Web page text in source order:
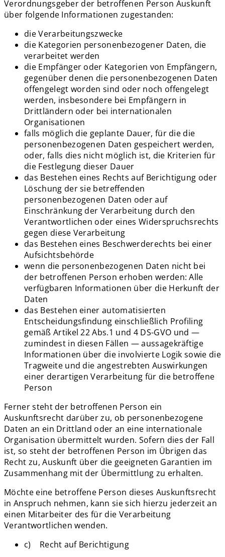
Verordnungsgeber der betroffenen Person Auskunft
über folgende Informationen zugestanden:
die Verarbeitungszwecke
die Kategorien personenbezogener Daten, die
verarbeitet werden
die Empfänger oder Kategorien von Empfängern,
gegenüber denen die personenbezogenen Daten
offengelegt worden sind oder noch offengelegt
werden, insbesondere bei Empfängern in
Drittländern oder bei internationalen
Organisationen
falls möglich die geplante Dauer, für die die
personenbezogenen Daten gespeichert werden,
oder, falls dies nicht möglich ist, die Kriterien für
die Festlegung dieser Dauer
das Bestehen eines Rechts auf Berichtigung oder
Löschung der sie betreffenden
personenbezogenen Daten oder auf
Einschränkung der Verarbeitung durch den
Verantwortlichen oder eines Widerspruchsrechts
gegen diese Verarbeitung
das Bestehen eines Beschwerderechts bei einer
Aufsichtsbehörde
wenn die personenbezogenen Daten nicht bei
der betroffenen Person erhoben werden: Alle
verfügbaren Informationen über die Herkunft der
Daten
das Bestehen einer automatisierten
Entscheidungsfindung einschließlich Profiling
gemäß Artikel 22 Abs.1 und 4 DS-GVO und —
zumindest in diesen Fällen — aussagekräftige
Informationen über die involvierte Logik sowie die
Tragweite und die angestrebten Auswirkungen
einer derartigen Verarbeitung für die betroffene
Person
Ferner steht der betroffenen Person ein
Auskunftsrecht darüber zu, ob personenbezogene
Daten an ein Drittland oder an eine internationale
Organisation übermittelt wurden. Sofern dies der Fall
ist, so steht der betroffenen Person im Übrigen das
Recht zu, Auskunft über die geeigneten Garantien im
Zusammenhang mit der Übermittlung zu erhalten.
Möchte eine betroffene Person dieses Auskunftsrecht
in Anspruch nehmen, kann sie sich hierzu jederzeit an
einen Mitarbeiter des für die Verarbeitung
Verantwortlichen wenden.
c) Recht auf Berichtigung